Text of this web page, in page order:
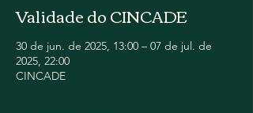
Validade do CINCADE
30 de jun. de 2025, 13:00 – 07 de jul. de
2025, 22:00
CINCADE